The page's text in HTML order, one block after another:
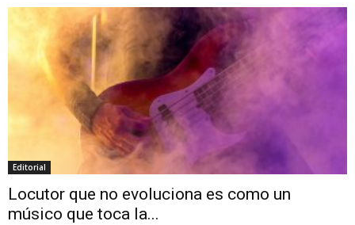
Editorial
Locutor que no evoluciona es como un
músico que toca la...